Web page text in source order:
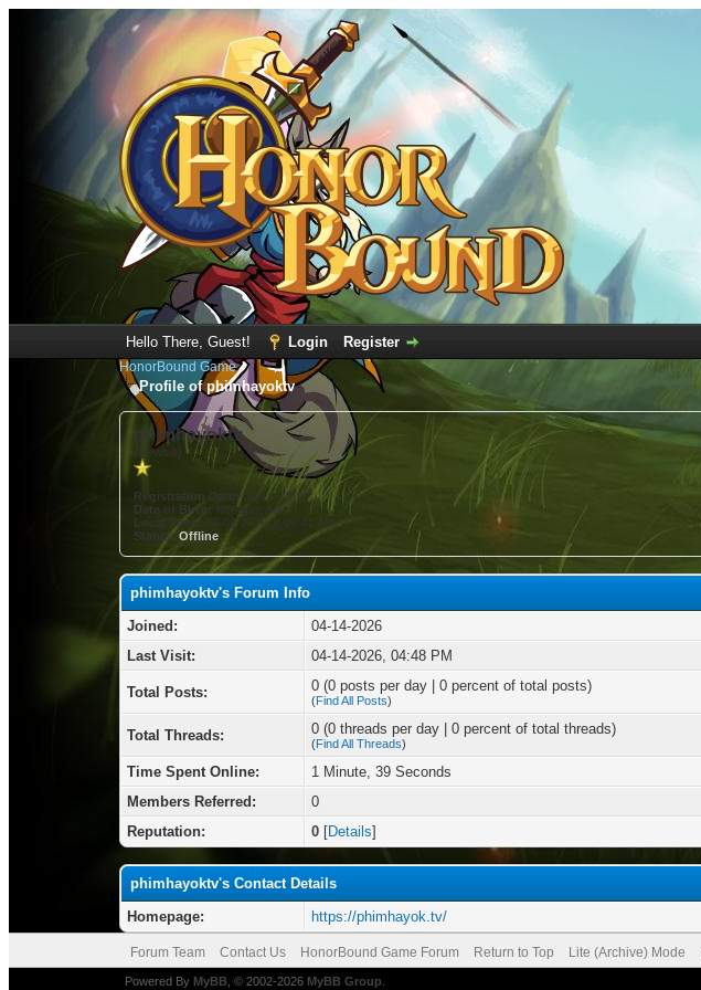
Hello There, Guest! Login Register
HonorBound Game
Profile of phimhayoktv
phimhayoktv
(Newbie)
Registration Date:04-14-2026
Date of Birth: Not Specified
Local Time: 08-09-2026 at 09:41 AM
Status: Offline
phimhayoktv's Forum Info
Joined:
04-14-2026
Last Visit:
04-14-2026, 04:48 PM
Total Posts: 0 (0 posts per day | 0 percent of total posts)
(Find All Posts)
Total Threads: 0 (0 threads per day | 0 percent of total threads)
(Find All Threads)
Time Spent Online:
1 Minute, 39 Seconds
Members Referred:
0
Reputation:
0 [Details]
phimhayoktv's Contact Details
Homepage:
https://phimhayok.tv/
Forum Team Contact Us HonorBound Game Forum Return to Top Lite (Archive) Mode
Powered By MyBB, © 2002-2026 MyBB Group